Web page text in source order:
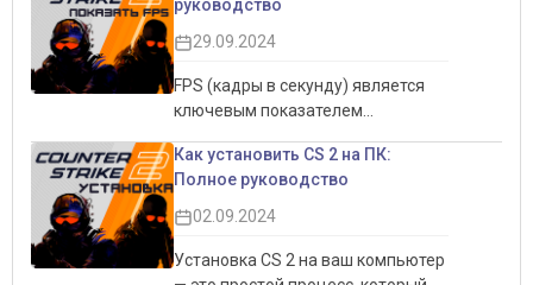
увеличить производительность,
но и обеспечит более комфортный
интерфейса, графики и звука
могут существенно повлиять на
плавной и отзывчивой. В этом
руководстве мы подробно
рассмотрим все аспекты
добиться наилучших результатов,
руководство
29.09.2024
FPS (кадры в секунду) является
ключевым показателем
особенно в соревновательных
играх, таких как CS 2.
Отслеживание FPS помогает
игровой процесс, и позволяет
Как установить CS 2 на ПК:
Полное руководство
02.09.2024
Установка CS 2 на ваш компьютер